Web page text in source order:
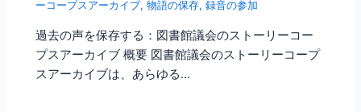
ーコープスアーカイブ,物語の保存,録音の参加
過去の声を保存する：図書館議会のストーリーコー
プスアーカイブ 概要 図書館議会のストーリーコープ
スアーカイブは、あらゆる…